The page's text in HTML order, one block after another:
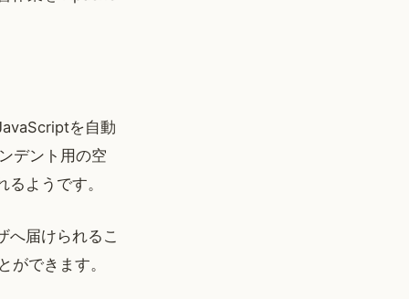
を自動
デント用の空
ようです。
へ届けられるこ
ができます。